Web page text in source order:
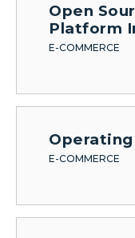
Open
Platform
E-COMMERCE
Operating
E-COMMERCE